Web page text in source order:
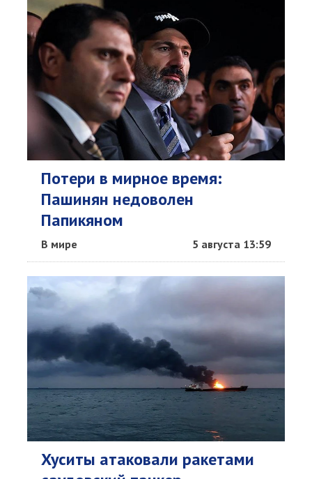
Потери в мирное время:
Пашинян недоволен
Папикяном
В мире 5 августа 13:59
Хуситы атаковали ракетами